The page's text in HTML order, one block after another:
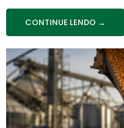
CONTINUE LENDO →